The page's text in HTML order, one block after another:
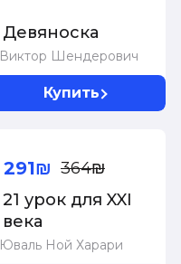
Виктор Шендерович
Девяноска
Купить
Юваль Ной Харари
21 урок для XXI
века
291₪ 364₪